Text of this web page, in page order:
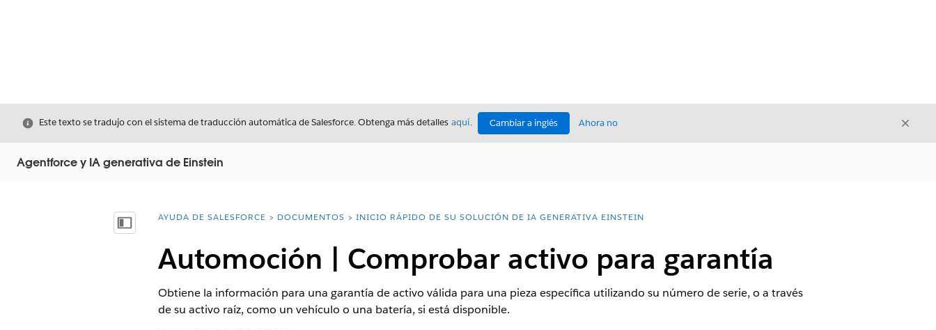
Cerrar
Este texto se tradujo con el sistema de traducción automática de Salesforce. Obtenga más detalles aquí. Cambiar a inglés Ahora no Cerrar
Agentforce y IA generativa de Einstein
Mostrar índice de materias
Usted está aquí:
AYUDA DE SALESFORCE DOCUMENTOS INICIO RÁPIDO DE SU SOLUCIÓN DE IA GENERATIVA EINSTEIN
Automoción | Comprobar activo para garantía
Obtiene la información para una garantía de activo válida para una pieza específica utilizando su número de serie, o a través
de su activo raíz, como un vehículo o una batería, si está disponible.